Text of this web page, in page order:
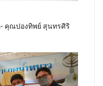
คุณปองทิพย์ สุนทรศิริ